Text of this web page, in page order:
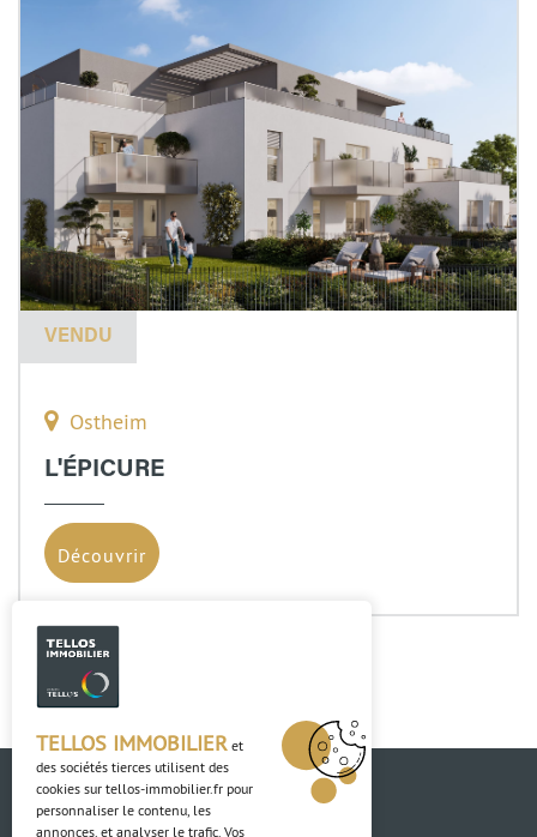
VENDU
Ostheim
L'ÉPICURE
Découvrir
TELLOS IMMOBILIER et
des sociétés tierces utilisent des
cookies sur tellos-immobilier.fr pour
personnaliser le contenu, les
annonces, et analyser le trafic. Vos